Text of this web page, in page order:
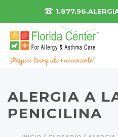
ALERGIA A
PENICILINA